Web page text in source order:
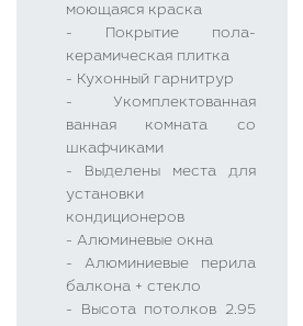
моющаяся краска
- Покрытие пола-
керамическая плитка
- Кухонный гарнитрур
- Укомплектованная
ванная комната со
шкафчиками
- Выделены места для
установки
кондиционеров
- Алюминевые окна
- Алюминиевые перила
балкона + стекло
- Высота потолков 2.95